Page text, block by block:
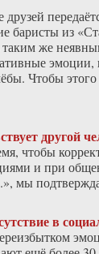
друзей
баристы из
же
Чтобы
другой
чтобы
и при
мы
в